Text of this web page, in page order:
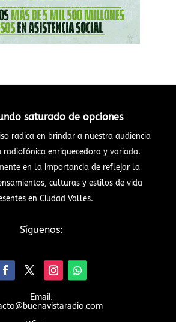
saturado de opciones
radica en brindar a nuestra audiencia
radiofónica enriquecedora y variada.
en la importancia de reflejar la
culturas y estilos de vida
en Ciudad Valles.
Síguenos:
Email: